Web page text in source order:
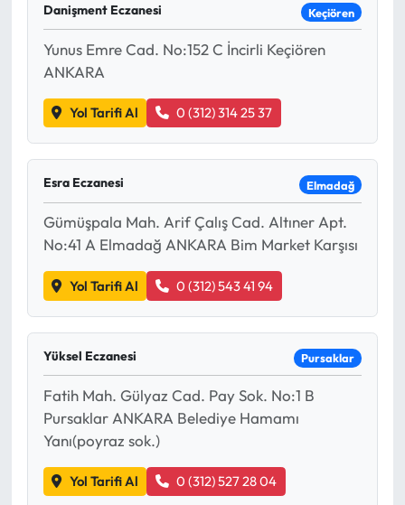
Danişment Eczanesi Keçiören
Yunus Emre Cad. No:152 C İncirli Keçiören
ANKARA
Yol Tarifi Al 0 (312) 314 25 37
Esra Eczanesi Elmadağ
Gümüşpala Mah. Arif Çalış Cad. Altıner Apt.
No:41 A Elmadağ ANKARA Bim Market Karşısı
Yol Tarifi Al 0 (312) 543 41 94
Yüksel Eczanesi Pursaklar
Fatih Mah. Gülyaz Cad. Pay Sok. No:1 B
Pursaklar ANKARA Belediye Hamamı
Yanı(poyraz sok.)
Yol Tarifi Al 0 (312) 527 28 04